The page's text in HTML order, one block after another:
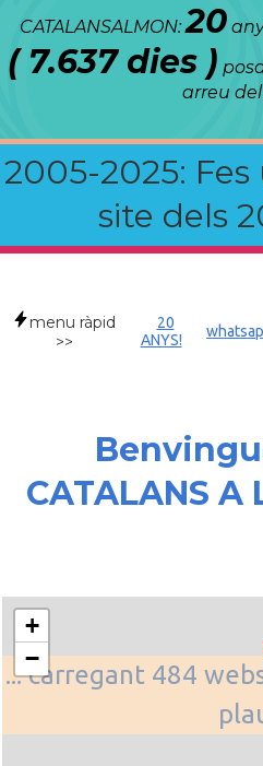
CATALANSALMON:20
( 7.637 dies )
arreu
2005-2025:
site dels
menu ràpid
>>
20
ANYS!
CATALANS A
... carregant 484
+
−